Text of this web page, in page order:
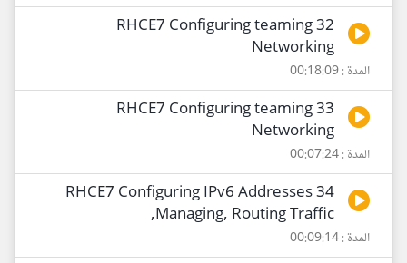
32 RHCE7 Configuring teaming
Networking
المدة : 00:18:09
33 RHCE7 Configuring teaming
Networking
المدة : 00:07:24
34 RHCE7 Configuring IPv6 Addresses
,Managing, Routing Traffic
المدة : 00:09:14